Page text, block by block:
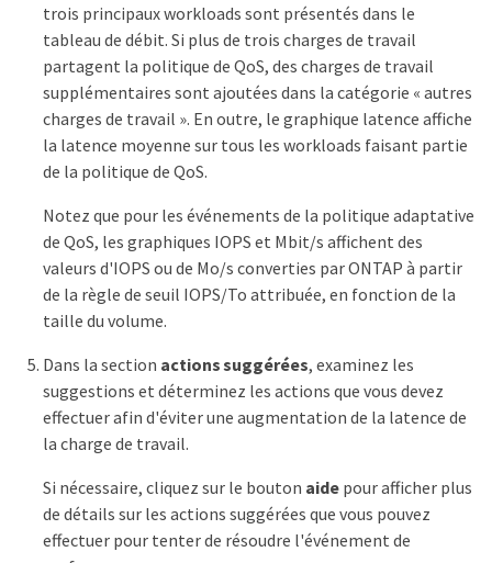
trois principaux workloads sont présentés dans le
tableau de débit. Si plus de trois charges de travail
partagent la politique de QoS, des charges de travail
supplémentaires sont ajoutées dans la catégorie « autres
charges de travail ». En outre, le graphique latence affiche
la latence moyenne sur tous les workloads faisant partie
de la politique de QoS.
Notez que pour les événements de la politique adaptative
de QoS, les graphiques IOPS et Mbit/s affichent des
valeurs d'IOPS ou de Mo/s converties par ONTAP à partir
de la règle de seuil IOPS/To attribuée, en fonction de la
taille du volume.
Dans la section actions suggérées, examinez les
suggestions et déterminez les actions que vous devez
effectuer afin d'éviter une augmentation de la latence de
la charge de travail.
Si nécessaire, cliquez sur le bouton aidepour afficher plus
de détails sur les actions suggérées que vous pouvez
effectuer pour tenter de résoudre l'événement de